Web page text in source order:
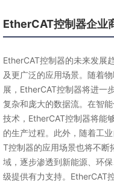
EtherCAT控制器企业
EtherCAT控制器的未来发展
及更广泛的应用场景。随着
展，EtherCAT控制器将进一
复杂和庞大的数据流。在智
技术，EtherCAT控制器将能
的生产过程。此外，随着工
T控制器的应用场景也将不断
域，逐步渗透到新能源、环
级提供有力支持。EtherCAT